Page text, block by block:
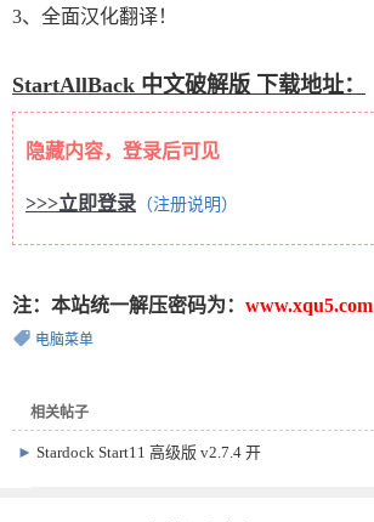
3、全面汉化翻译！
StartAllBack 中文破解版 下载地址：
隐藏内容，登录后可见
>>>立即登录 （注册说明）
注：本站统一解压密码为： www.xqu5.com
电脑菜单
相关帖子
►Stardock Start11 高级版 v2.7.4 开